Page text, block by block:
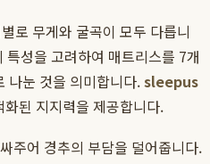
로 무게와 굴곡이 모두 다릅니
성을 고려하여 매트리스를 7개
나눈 것을 의미합니다.sleepus
된 지지력을 제공합니다.
주어 경추의 부담을 덜어줍니다.